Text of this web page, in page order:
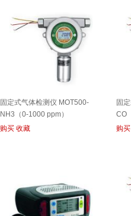
固定式气体检测仪 MOT500-
NH3（0-1000 ppm）
购买 收藏
固
CO
购买